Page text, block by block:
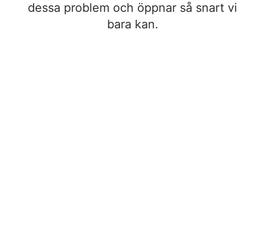
dessa problem och öppnar så snart vi
bara kan.